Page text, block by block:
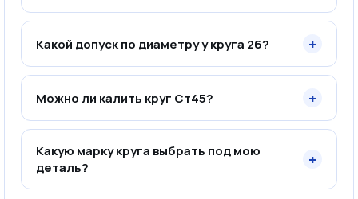
Какой допуск по диаметру у круга 26? +
Можно ли калить круг Ст45? +
Какую марку круга выбрать под мою
деталь?
+